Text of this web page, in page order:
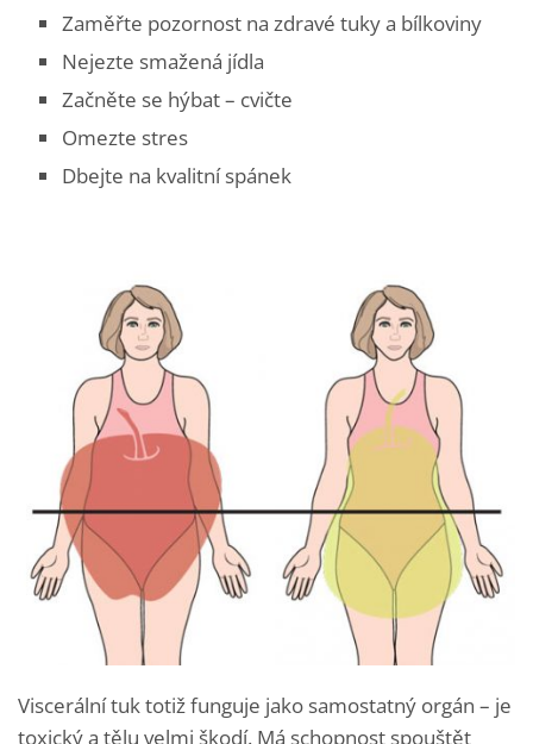
Zaměřte pozornost na zdravé tuky a bílkoviny
Nejezte smažená jídla
Začněte se hýbat – cvičte
Omezte stres
Dbejte na kvalitní spánek
Viscerální tuk totiž funguje jako samostatný orgán – je
toxický a tělu velmi škodí. Má schopnost spouštět